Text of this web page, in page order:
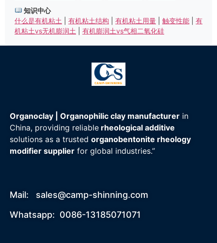
知识中心
什么是有机粘土
有机粘土结构 有机粘土用量 触变性能
有
机粘土vs无机膨润土
有机膨润土vs气相二氧化硅
Organoclay | Organophilic clay manufacturer in
China, providing reliable rheological additive
solutions as a trusted organobentonite rheology
modifier supplier for global industries.”
Mail: sales@camp-shinning.com
Whatsapp: 0086-13185071071